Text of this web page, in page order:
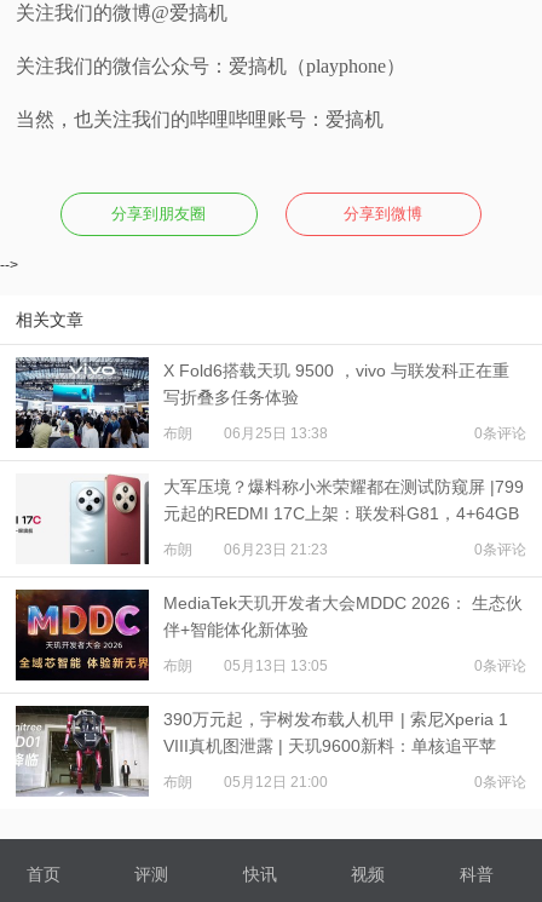
关注我们的微博@爱搞机
关注我们的微信公众号：爱搞机（playphone）
当然，也关注我们的哔哩哔哩账号：爱搞机
分享到朋友圈 分享到微博
-->
相关文章
X Fold6搭载天玑 9500 ，vivo 与联发科正在重
写折叠多任务体验
布朗 06月25日 13:38 0条评论
大军压境？爆料称小米荣耀都在测试防窥屏 |799
元起的REDMI 17C上架：联发科G81，4+64GB
布朗 06月23日 21:23 0条评论
MediaTek天玑开发者大会MDDC 2026： 生态伙
伴+智能体化新体验
布朗 05月13日 13:05 0条评论
390万元起，宇树发布载人机甲 | 索尼Xperia 1
VIII真机图泄露 | 天玑9600新料：单核追平苹
果？
布朗 05月12日 21:00 0条评论
首页 评测 快讯 视频 科普